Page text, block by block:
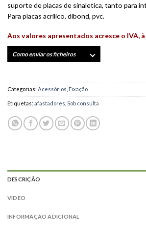
suporte de placas de sinaletica, tanto para
Para placas acrilico, dibond, pvc.
Aos valores apresentados acresce o IVA,
Como enviar os ficheiros
Categorias: Acessórios Fixação
Etiquetas: afastadores Sob consulta
DESCRIÇÃO
VIDEO
INFORMAÇÃO ADICIONAL